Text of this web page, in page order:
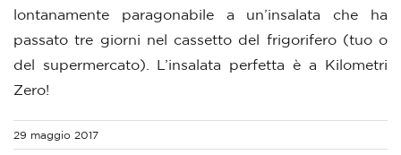
lontanamente paragonabile a un’insalata che ha
passato tre giorni nel cassetto del frigorifero (tuo o
del supermercato). L’insalata perfetta è a Kilometri
Zero!
29 maggio 2017